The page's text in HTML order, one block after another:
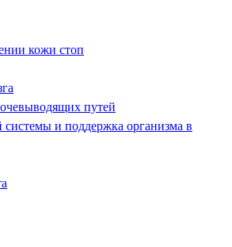
кожи стоп
путей
и поддержка организма в